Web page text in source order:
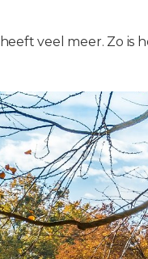
veel meer. Zo is